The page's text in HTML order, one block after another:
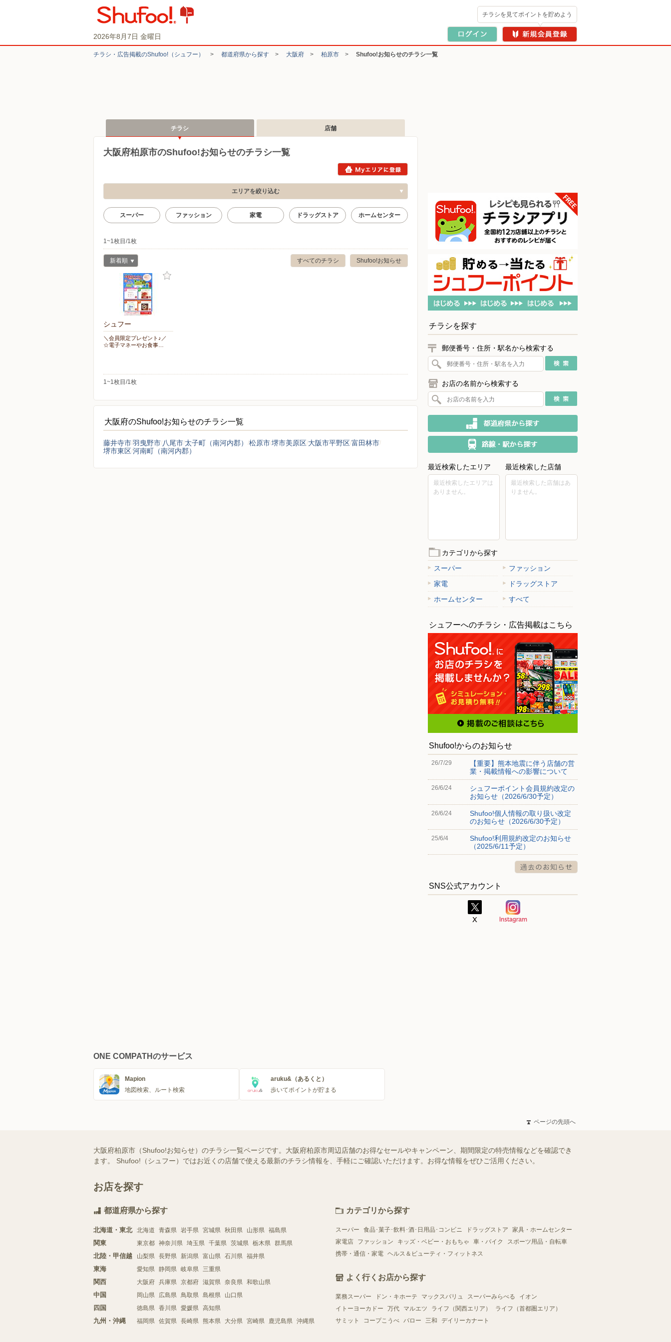
2026年8月7日 金曜日
チラシを見てポイントを貯めよう
チラシ・​広告掲載の​Shufoo!​（シュフー） > 都道府県から探す > 大阪府 > 柏原市 > Shufoo!お知らせのチラシ一覧
チラシ 店舗
大阪府柏原市のShufoo!お知らせのチラシ一覧
エリアを絞り込む
スーパー ファッション 家電 ドラッグストア ホームセンター
1~1枚目/1枚
Shufoo!お知らせ
すべてのチラシ
新着順
シュフー
＼会員限定プレゼント♪／
☆電子マネーやお食事…
1~1枚目/1枚
大阪府のShufoo!お知らせのチラシ一覧
藤井寺市羽曳野市 八尾市 太子町（南河内郡） 松原市堺市美原区 大阪市平野区富田林市
堺市東区河南町（南河内郡）
チラシを探す
郵便番号・住所・駅名から検索する
お店の名前から検索する
最近検索したエリア
最近検索したエリアは
ありません。
最近検索した店舗
最近検索した店舗はあ
りません。
カテゴリから探す
スーパー
ファッション
家電
ドラッグストア
ホームセンター
すべて
シュフーへのチラシ・広告掲載はこちら
Shufoo!からのお知らせ
26/7/29
【重要】熊本地震に伴う店舗の営
業・掲載情報への影響について
26/6/24
シュフーポイント会員規約改定の
お知らせ（2026/6/30予定）
26/6/24
Shufoo!個人情報の取り扱い改定
のお知らせ（2026/6/30予定）
25/6/4
Shufoo!利用規約改定のお知らせ
（2025/6/11予定）
SNS公式アカウント
ONE COMPATHのサービス
Mapion
地図検索、ルート検索
aruku&（あるくと）
歩いてポイントが貯まる
ページの先頭へ
大阪府柏原市（Shufoo!お知らせ）のチラシ一覧ページです。大阪府柏原市周辺店舗のお得なセールやキャンペーン、期間限定の特売情報などを確認でき
ます。 Shufoo!（シュフー）ではお近くの店舗で使える最新のチラシ情報を、手軽にご確認いただけます。お得な情報をぜひご活用ください。
お店を探す
都道府県から探す
北海道・東北 北海道 青森県 岩手県 宮城県 秋田県 山形県 福島県
関東 東京都 神奈川県 埼玉県 千葉県 茨城県 栃木県 群馬県
北陸・甲信越 山梨県 長野県 新潟県 富山県 石川県 福井県
東海 愛知県 静岡県 岐阜県 三重県
関西 大阪府 兵庫県 京都府 滋賀県 奈良県 和歌山県
中国 岡山県 広島県 鳥取県 島根県 山口県
四国 徳島県 香川県 愛媛県 高知県
九州・沖縄 福岡県 佐賀県 長崎県 熊本県 大分県 宮崎県 鹿児島県 沖縄県
カテゴリから探す
スーパー 食品･菓子･飲料･酒･日用品･コンビニ ドラッグストア
家具・ホームセンター
家電店
ファッション キッズ・ベビー・おもちゃ 車・バイク
スポーツ用品・自転車
携帯・通信・家電 ヘルス＆ビューティ・フィットネス
よく行くお店から探す
業務スーパー ドン・キホーテ マックスバリュ スーパーみらべる
イオン
イトーヨーカドー
万代 マルエツ ライフ（関西エリア）
ライフ（首都圏エリア）
サミット
コープこうべ バロー 三和 デイリーカナート